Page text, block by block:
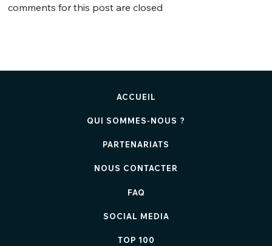
comments for this post are closed
ACCUEIL
QUI SOMMES-NOUS ?
PARTENARIATS
NOUS CONTACTER
FAQ
SOCIAL MEDIA
TOP 100